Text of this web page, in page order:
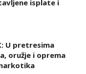
isplate i
U pretresima
oružje i oprema